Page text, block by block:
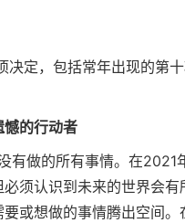
决定，包括常年出现的第
憾的行动者
有做的所有事情。在2021
须认识到未来的世界会
或想做的事情腾出空间